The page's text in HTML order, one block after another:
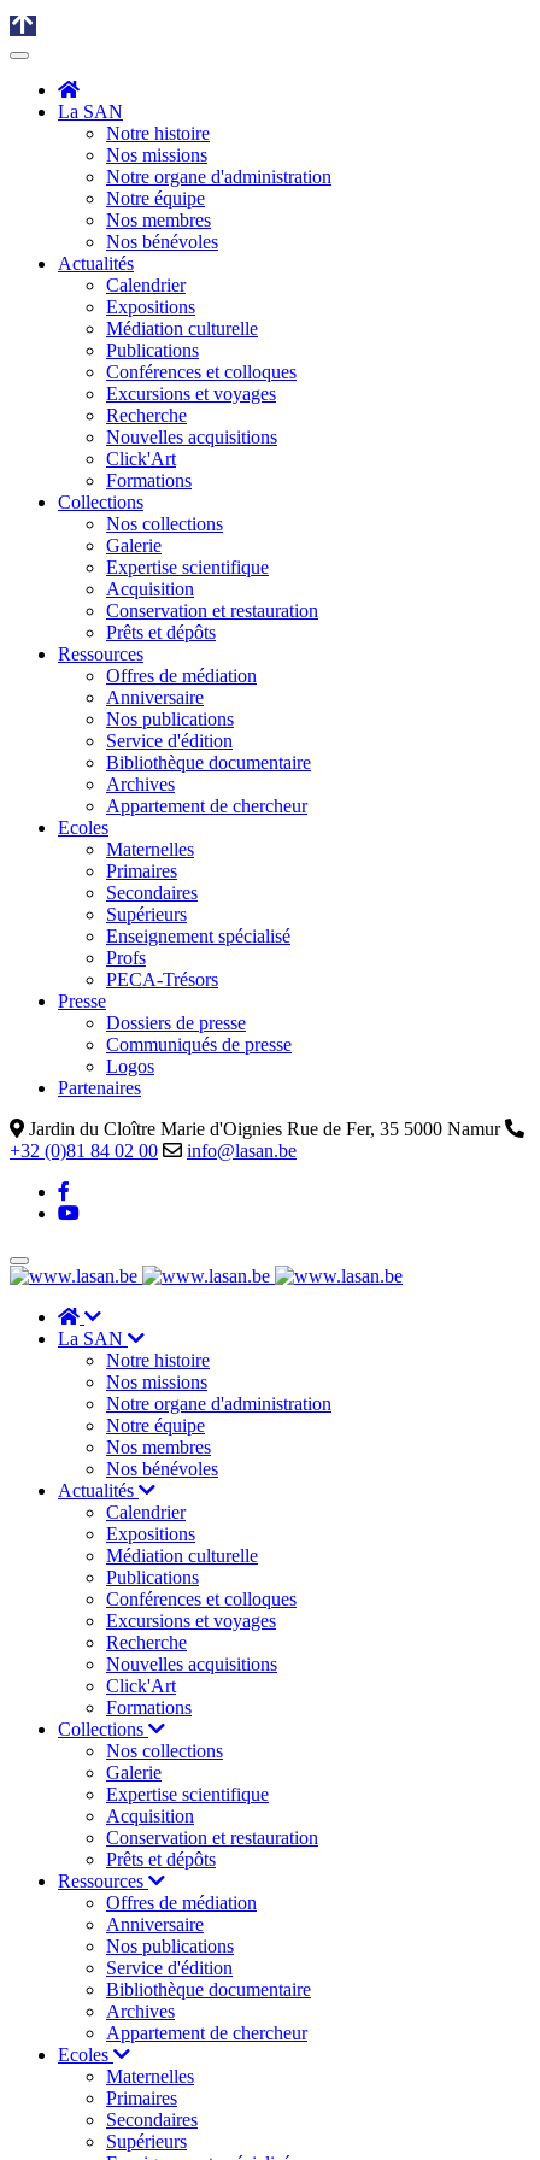
La SAN
Notre histoire
Nos missions
Notre organe d'administration
Notre équipe
Nos membres
Nos bénévoles
Actualités
Calendrier
Expositions
Médiation culturelle
Publications
Conférences et colloques
Excursions et voyages
Recherche
Nouvelles acquisitions
Click'Art
Formations
Collections
Nos collections
Galerie
Expertise scientifique
Acquisition
Conservation et restauration
Prêts et dépôts
Ressources
Offres de médiation
Anniversaire
Nos publications
Service d'édition
Bibliothèque documentaire
Archives
Appartement de chercheur
Ecoles
Maternelles
Primaires
Secondaires
Supérieurs
Enseignement spécialisé
Profs
PECA-Trésors
Presse
Dossiers de presse
Communiqués de presse
Logos
Partenaires
Jardin du Cloître Marie d'Oignies Rue de Fer, 35 5000 Namur
+32 (0)81 84 02 00
info@lasan.be
La SAN
Notre histoire
Nos missions
Notre organe d'administration
Notre équipe
Nos membres
Nos bénévoles
Actualités
Calendrier
Expositions
Médiation culturelle
Publications
Conférences et colloques
Excursions et voyages
Recherche
Nouvelles acquisitions
Click'Art
Formations
Collections
Nos collections
Galerie
Expertise scientifique
Acquisition
Conservation et restauration
Prêts et dépôts
Ressources
Offres de médiation
Anniversaire
Nos publications
Service d'édition
Bibliothèque documentaire
Archives
Appartement de chercheur
Ecoles
Maternelles
Primaires
Secondaires
Supérieurs